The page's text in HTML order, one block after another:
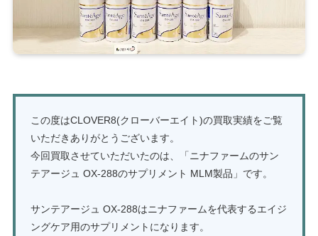
この度はCLOVER8(クローバーエイト)の買取実績をご覧
いただきありがとうございます。
今回買取させていただいたのは、「ニナファームのサン
テアージュ OX-288のサプリメント MLM製品」です。
サンテアージュ OX-288はニナファームを代表するエイジ
ングケア用のサプリメントになります。